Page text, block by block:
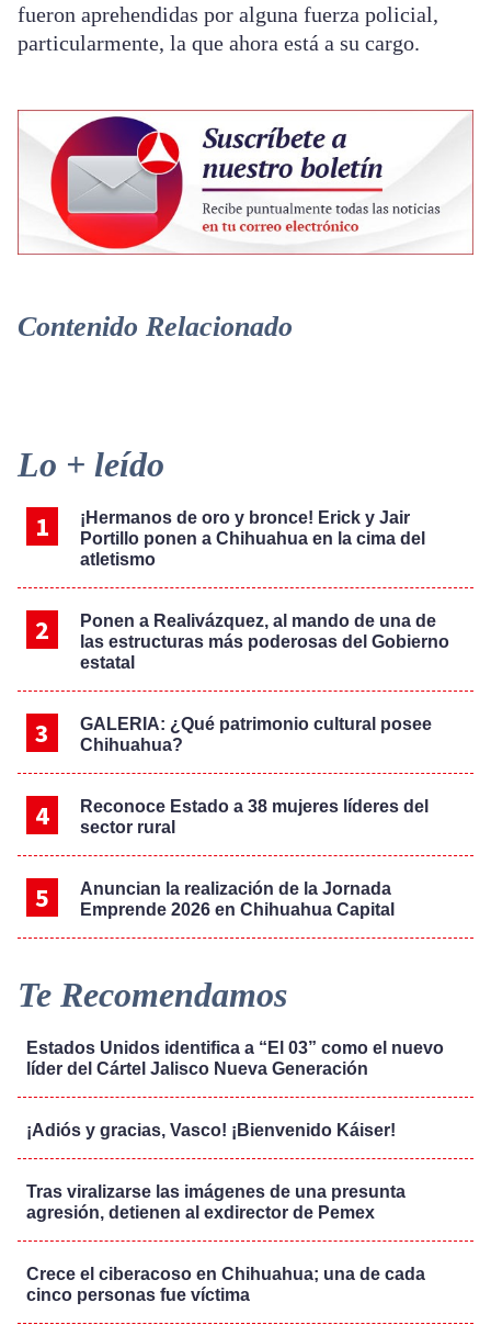
fueron aprehendidas por alguna fuerza policial,
particularmente, la que ahora está a su cargo.
Contenido Relacionado
Primary
Sidebar
Lo + leído
¡Hermanos de oro y bronce! Erick y Jair
Portillo ponen a Chihuahua en la cima del
atletismo
Ponen a Realivázquez, al mando de una de
las estructuras más poderosas del Gobierno
estatal
GALERIA: ¿Qué patrimonio cultural posee
Chihuahua?
Reconoce Estado a 38 mujeres líderes del
sector rural
Anuncian la realización de la Jornada
Emprende 2026 en Chihuahua Capital
Te Recomendamos
Estados Unidos identifica a “El 03” como el nuevo
líder del Cártel Jalisco Nueva Generación
¡Adiós y gracias, Vasco! ¡Bienvenido Káiser!
Tras viralizarse las imágenes de una presunta
agresión, detienen al exdirector de Pemex
Crece el ciberacoso en Chihuahua; una de cada
cinco personas fue víctima